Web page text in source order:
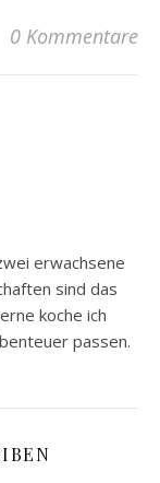
0 Kommentare
erwachsene
sind das
koche ich
passen.